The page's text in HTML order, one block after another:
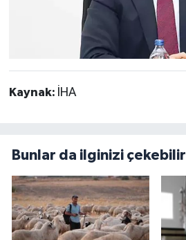
Kaynak: İHA
Bunlar da ilginizi çekebilir